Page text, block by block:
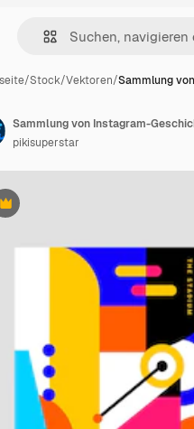
/Stock/Vektoren/Sammlung
Premium
Sammlung von Instagram-
pikisuperstar